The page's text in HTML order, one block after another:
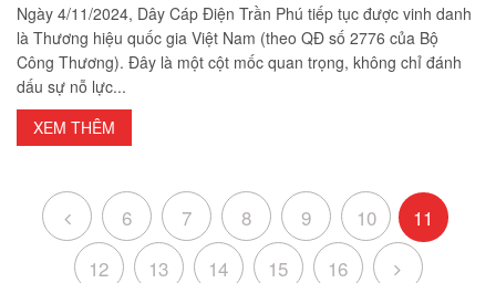
Ngày 4/11/2024, Dây Cáp Điện Trần Phú tiếp tục được vinh danh
là Thương hiệu quốc gia Việt Nam (theo QĐ số 2776 của Bộ
Công Thương). Đây là một cột mốc quan trọng, không chỉ đánh
dấu sự nỗ lực...
XEM THÊM
6 7 8 9 10
11
12
13 14 15 16